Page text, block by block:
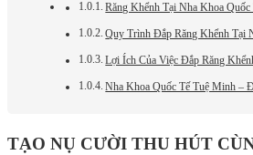
Răng Khểnh Tại Nha Khoa
Quy Trình Đắp Răng Khểnh Tại
Lợi Ích Của Việc Đắp Răng
Nha Khoa Quốc Tế Tuệ Minh –
TẠO NỤ CƯỜI THU HÚT